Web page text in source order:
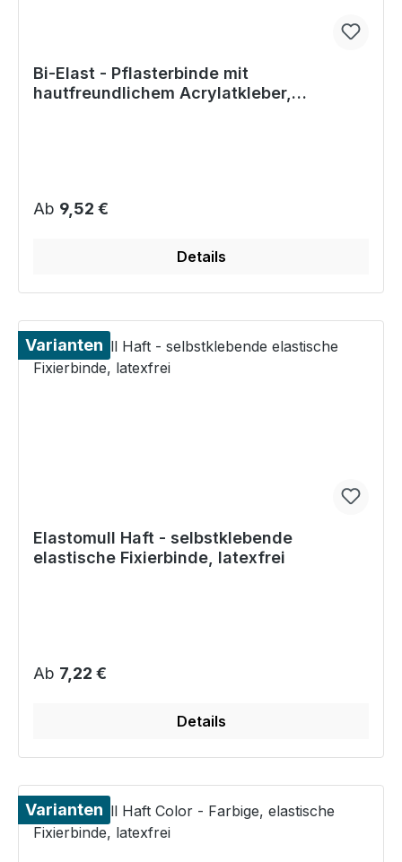
Bi-Elast - Pflasterbinde mit
hautfreundlichem Acrylatkleber,
Regulärer Preis:
Ab 9,52 €
Details
Varianten
Elastomull Haft - selbstklebende
elastische Fixierbinde, latexfrei
Regulärer Preis:
Ab 7,22 €
Details
Varianten